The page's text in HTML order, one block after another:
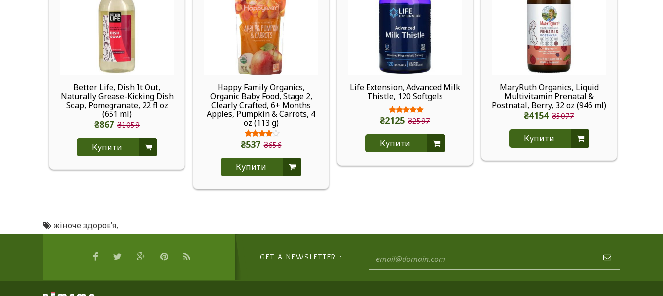
Better Life, Dish It Out,
Naturally Grease-Kicking Dish
Soap, Pomegranate, 22 fl oz
(651 ml)
₴867 ₴1059
Купити
Happy Family Organics,
Organic Baby Food, Stage 2,
Clearly Crafted, 6+ Months
Apples, Pumpkin & Carrots, 4
oz (113 g)
₴537 ₴656
Купити
Life Extension, Advanced Milk
Thistle, 120 Softgels
₴2125 ₴2597
Купити
MaryRuth Organics, Liquid
Multivitamin Prenatal &
Postnatal, Berry, 32 oz (946 ml)
₴4154 ₴5077
Купити
жіноче здоров’я,
GET A NEWSLETTER :